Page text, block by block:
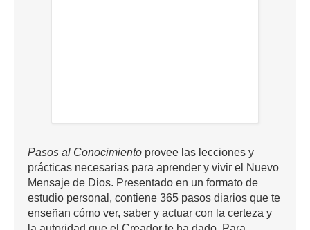
Pasos al Conocimiento provee las lecciones y
prácticas necesarias para aprender y vivir el Nuevo
Mensaje de Dios. Presentado en un formato de
estudio personal, contiene 365 pasos diarios que te
enseñan cómo ver, saber y actuar con la certeza y